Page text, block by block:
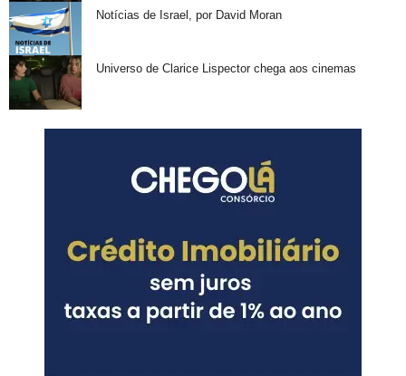
Notícias de Israel, por David Moran
Universo de Clarice Lispector chega aos cinemas